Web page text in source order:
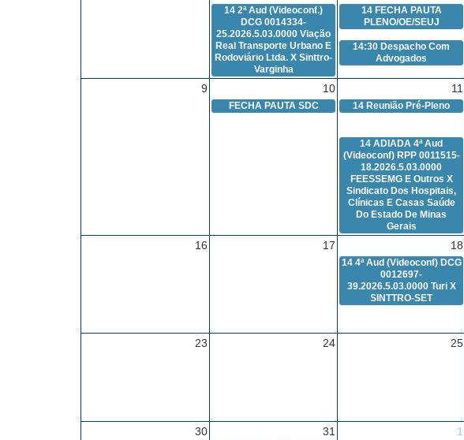
14 2ª Aud (Videoconf.)
DCG 0014334-
25.2026.5.03.0000 Viação
Real Transporte Urbano E
Rodoviário Ltda. X Sinttro-
Varginha
14 FECHA PAUTA
PLENO/OE/SEUJ
14:30 Despacho Com
Advogados
9 10 11
FECHA PAUTA SDC 14 Reunião Pré-Pleno
14 ADIADA 4ª Aud
(Videoconf) RPP 0011515-
18.2026.5.03.0000
FEESSEMG E Outros X
Sindicato Dos Hospitais,
Clínicas E Casas Saúde
Do Estado De Minas
Gerais
16 17 18
14 4ª Aud (Videoconf) DCG
0012697-
39.2026.5.03.0000 Turi X
SINTTRO-SET
23 24 25
30 31 1